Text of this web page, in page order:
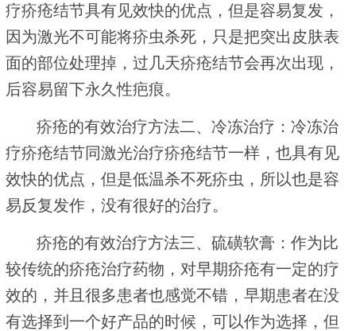
疗疥疮结节具有见效快的优点，但是容易复发，
因为激光不可能将疥虫杀死，只是把突出皮肤表
面的部位处理掉，过几天疥疮结节会再次出现，
后容易留下永久性疤痕。
疥疮的有效治疗方法二、冷冻治疗：冷冻治
疗疥疮结节同激光治疗疥疮结节一样，也具有见
效快的优点，但是低温杀不死疥虫，所以也是容
易反复发作，没有很好的治疗。
疥疮的有效治疗方法三、硫磺软膏：作为比
较传统的疥疮治疗药物，对早期疥疮有一定的疗
效的，并且很多患者也感觉不错，早期患者在没
有选择到一个好产品的时候，可以作为选择，但